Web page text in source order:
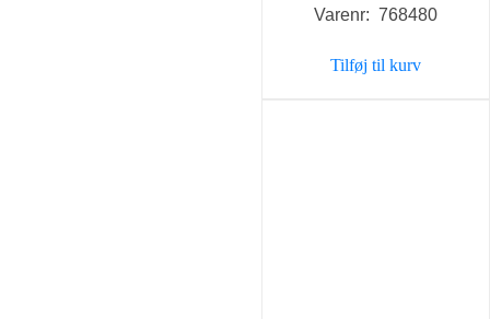
Varenr: 768480
Tilføj til kurv